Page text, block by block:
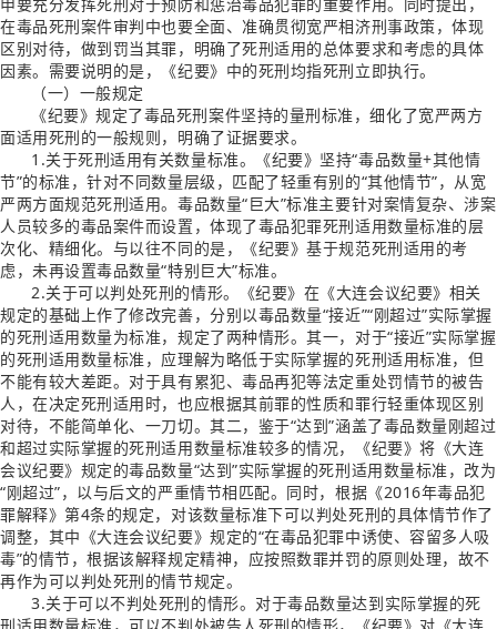
在毒品死刑案件审判中也要全面、准确贯彻宽严相济刑事政策，体现
区别对待，做到罚当其罪，明确了死刑适用的总体要求和考虑的具体
因素。需要说明的是，《纪要》中的死刑均指死刑立即执行。
（一）一般规定
《纪要》规定了毒品死刑案件坚持的量刑标准，细化了宽严两方
面适用死刑的一般规则，明确了证据要求。
1.关于死刑适用有关数量标准。《纪要》坚持“毒品数量+其他情
节”的标准，针对不同数量层级，匹配了轻重有别的“其他情节”，从宽
严两方面规范死刑适用。毒品数量“巨大”标准主要针对案情复杂、涉案
人员较多的毒品案件而设置，体现了毒品犯罪死刑适用数量标准的层
次化、精细化。与以往不同的是，《纪要》基于规范死刑适用的考
虑，未再设置毒品数量“特别巨大”标准。
2.关于可以判处死刑的情形。《纪要》在《大连会议纪要》相关
规定的基础上作了修改完善，分别以毒品数量“接近”“刚超过”实际掌握
的死刑适用数量为标准，规定了两种情形。其一，对于“接近”实际掌握
的死刑适用数量标准，应理解为略低于实际掌握的死刑适用标准，但
不能有较大差距。对于具有累犯、毒品再犯等法定重处罚情节的被告
人，在决定死刑适用时，也应根据其前罪的性质和罪行轻重体现区别
对待，不能简单化、一刀切。其二，鉴于“达到”涵盖了毒品数量刚超过
和超过实际掌握的死刑适用数量标准较多的情况，《纪要》将《大连
会议纪要》规定的毒品数量“达到”实际掌握的死刑适用数量标准，改为
“刚超过”，以与后文的严重情节相匹配。同时，根据《2016年毒品犯
罪解释》第4条的规定，对该数量标准下可以判处死刑的具体情节作了
调整，其中《大连会议纪要》规定的“在毒品犯罪中诱使、容留多人吸
毒”的情节，根据该解释规定精神，应按照数罪并罚的原则处理，故不
再作为可以判处死刑的情节规定。
3.关于可以不判处死刑的情形。对于毒品数量达到实际掌握的死